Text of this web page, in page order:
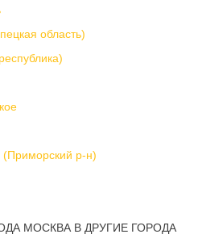
область)
р-н)
МОСКВА В ДРУГИЕ ГОРОДА